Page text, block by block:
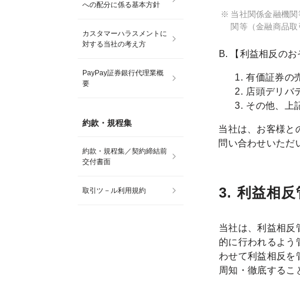
への配分に係る基本方針
カスタマーハラスメントに
対する当社の考え方
PayPay証券銀行代理業概
要
約款・規程集
約款・規程集／契約締結前
交付書面
取引ツ－ル利用規約
当社関係金融機
関等（金融商品
【利益相反の
有価証券の
店頭デリバ
その他、上
当社は、お客様と
問い合わせいただ
3. 利益相反
当社は、利益相反
的に行われるよう
わせて利益相反を
周知・徹底するこ